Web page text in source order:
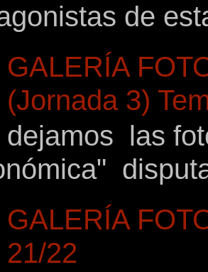
de
GALERÍA
(Jornada 3)
dejamos las
GALERÍA
21/22